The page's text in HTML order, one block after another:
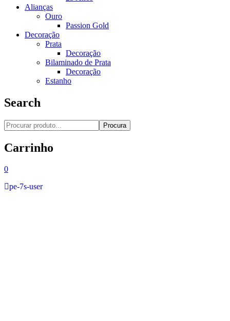
Alianças
Ouro
Passion Gold
Decoração
Prata
Decoração
Bilaminado de Prata
Decoração
Estanho
Search
Procura
Carrinho
0
pe-7s-user